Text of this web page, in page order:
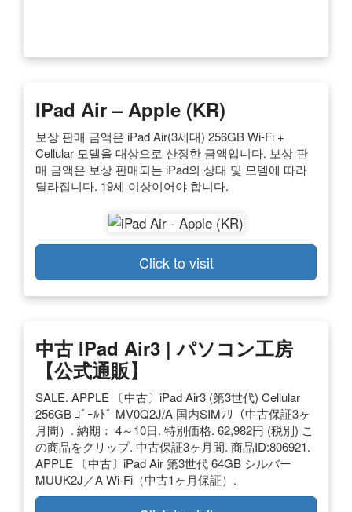
IPad Air – Apple (KR)
보상 판매 금액은 iPad Air(3세대) 256GB Wi‑Fi +
Cellular 모델을 대상으로 산정한 금액입니다. 보상 판
매 금액은 보상 판매되는 iPad의 상태 및 모델에 따라
달라집니다. 19세 이상이어야 합니다.
Click to visit
中古 IPad Air3 | パソコン工房
【公式通販】
SALE. APPLE 〔中古〕iPad Air3 (第3世代) Cellular
256GB ｺﾞｰﾙﾄﾞ MV0Q2J/A 国内SIMﾌﾘ（中古保証3ヶ
月間）. 納期： 4～10日. 特別価格. 62,982円 (税別) こ
の商品をクリップ. 中古保証3ヶ月間. 商品ID:806921.
APPLE 〔中古〕iPad Air 第3世代 64GB シルバー
MUUK2J／A Wi-Fi（中古1ヶ月保証）.